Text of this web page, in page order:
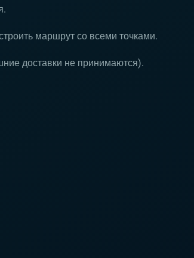
маршрут со всеми точками.
доставки не принимаются).